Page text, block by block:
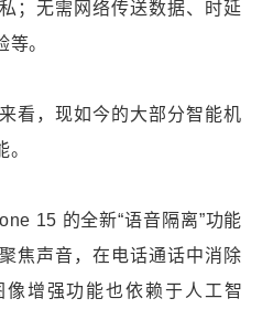
；无需网络传送数据、时延
。
看，现如今的大部分智能机
15 的全新“语音隔离”功能
焦声音，在电话通话中消除
增强功能也依赖于人工智